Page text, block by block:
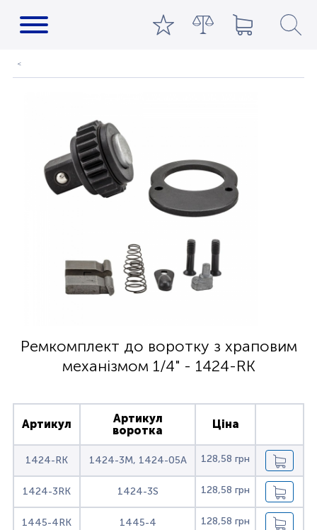
Ремкомплект до воротку з храповим
механізмом 1/4" - 1424-RK
Артикул
Артикул
воротка
Ціна
1424-RK 1424-3M, 1424-05A 128,58 грн
1424-3RK 1424-3S 128,58 грн
1445-4RK 1445-4 128,58 грн